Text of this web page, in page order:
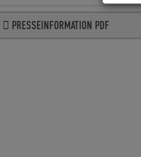
PRESSEINFORMATION PDF